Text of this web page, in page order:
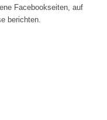
Facebookseiten, auf
berichten.